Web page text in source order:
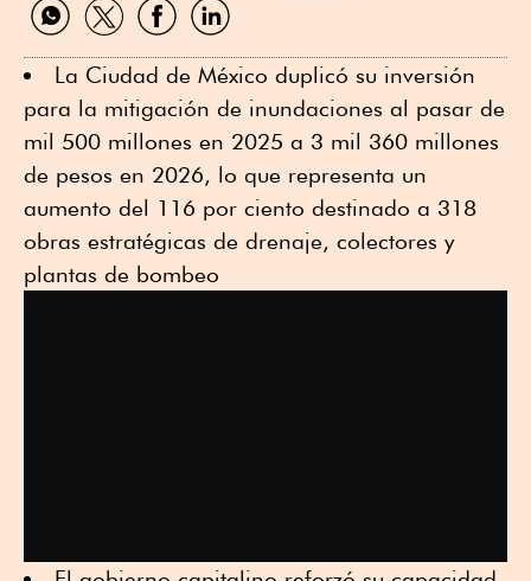
por
por
por
por
La Ciudad de México duplicó su inversión
para la mitigación de inundaciones al pasar de
mil 500 millones en 2025 a 3 mil 360 millones
de pesos en 2026, lo que representa un
aumento del 116 por ciento destinado a 318
obras estratégicas de drenaje, colectores y
plantas de bombeo